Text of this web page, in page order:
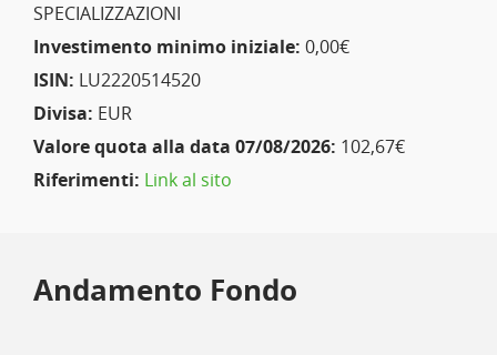
SPECIALIZZAZIONI
Investimento minimo iniziale: 0,00€
ISIN: LU2220514520
Divisa: EUR
Valore quota alla data 07/08/2026: 102,67€
Riferimenti: Link al sito
Andamento Fondo